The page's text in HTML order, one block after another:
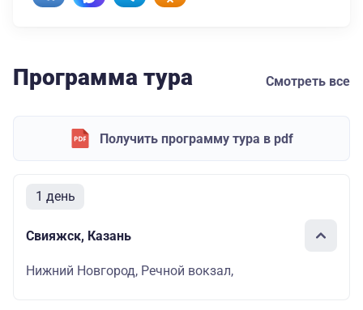
Программа тура Смотреть все
Получить программу тура в pdf
1 день
Свияжск, Казань
Нижний Новгород, Речной вокзал,